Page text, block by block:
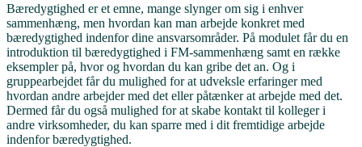
Bæredygtighed er et emne, mange slynger om sig i enhver
sammenhæng, men hvordan kan man arbejde konkret med
bæredygtighed indenfor dine ansvarsområder. På modulet får du en
introduktion til bæredygtighed i FM-sammenhæng samt en række
eksempler på, hvor og hvordan du kan gribe det an. Og i
gruppearbejdet får du mulighed for at udveksle erfaringer med
hvordan andre arbejder med det eller påtænker at arbejde med det.
Dermed får du også mulighed for at skabe kontakt til kolleger i
andre virksomheder, du kan sparre med i dit fremtidige arbejde
indenfor bæredygtighed.